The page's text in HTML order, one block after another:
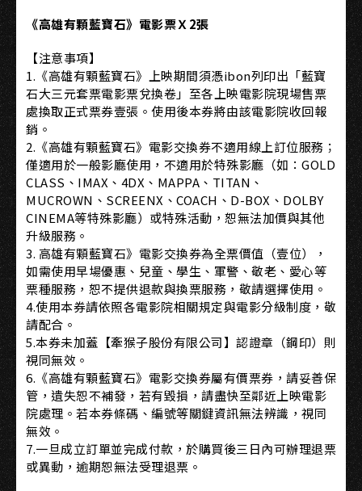
《高雄有顆藍寶石》電影票Ｘ2張
【注意事項】
1.《高雄有顆藍寶石》上映期間須憑ibon列印出「藍寶
石大三元套票電影票兌換卷」至各上映電影院現場售票
處換取正式票券壹張。使用後本券將由該電影院收回報
銷。
2.《高雄有顆藍寶石》電影交換券不適用線上訂位服務；
僅適用於一般影廳使用，不適用於特殊影廳（如：GOLD
CLASS、IMAX、4DX、MAPPA、TITAN、
MUCROWN、SCREENX、COACH、D-BOX、DOLBY
CINEMA等特殊影廳）或特殊活動，恕無法加價與其他
升級服務。
3. 高雄有顆藍寶石》電影交換券為全票價值（壹位），
如需使用早場優惠、兒童、學生、軍警、敬老、愛心等
票種服務，恕不提供退款與換票服務，敬請選擇使用。
4.使用本券請依照各電影院相關規定與電影分級制度，敬
請配合。
5.本券未加蓋【牽猴子股份有限公司】認證章（鋼印）則
視同無效。
6.《高雄有顆藍寶石》電影交換券屬有價票券，請妥善保
管，遺失恕不補發，若有毀損，請盡快至鄰近上映電影
院處理。若本券條碼、編號等關鍵資訊無法辨識，視同
無效。
7.一旦成立訂單並完成付款，於購買後三日內可辦理退票
或異動，逾期恕無法受理退票。